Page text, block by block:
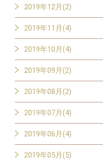
2019年12月(2)
2019年11月(4)
2019年10月(4)
2019年09月(2)
2019年08月(2)
2019年07月(4)
2019年06月(4)
2019年05月(5)